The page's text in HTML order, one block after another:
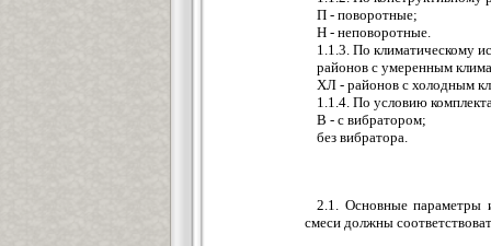
П - поворотные;
Н - неповоротные.
1.1.3. По климатическому
районов с умеренным
ХЛ - районов с холодным
1.1.4. По условию
В - с вибратором;
без вибратора.
2.1. Основные параметры
смеси должны